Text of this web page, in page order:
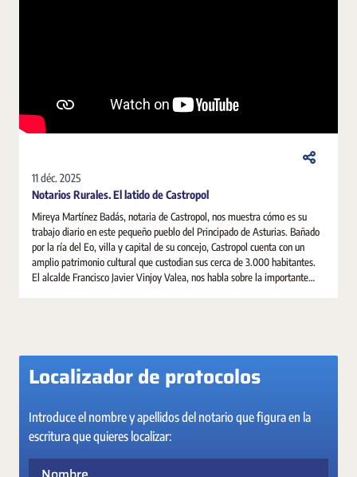
11 déc. 2025
Notarios Rurales. El latido de Castropol
Mireya Martínez Badás, notaria de Castropol, nos muestra cómo es su
trabajo diario en este pequeño pueblo del Principado de Asturias. Bañado
por la ría del Eo, villa y capital de su concejo, Castropol cuenta con un
amplio patrimonio cultural que custodian sus cerca de 3.000 habitantes.
El alcalde Francisco Javier Vinjoy Valea, nos habla sobre la importante
Localizador de protocolos
Introduce el nombre y apellidos del notario que figura en la
escritura que quieres localizar: